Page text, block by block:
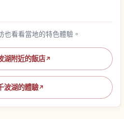
也看看當地的特色體驗。
湖附近的飯店↗
波湖的體驗↗